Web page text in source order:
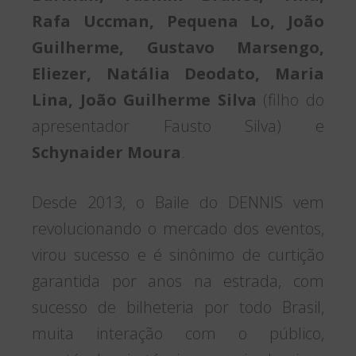
Rafa Uccman, Pequena Lo, João
Guilherme, Gustavo Marsengo,
Eliezer, Natália Deodato, Maria
Lina, João Guilherme Silva (filho do
apresentador Fausto Silva) e
Schynaider Moura.
Desde 2013, o Baile do DENNIS vem
revolucionando o mercado dos eventos,
virou sucesso e é sinônimo de curtição
garantida por anos na estrada, com
sucesso de bilheteria por todo Brasil,
muita interação com o público,